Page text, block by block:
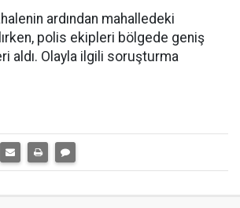
ardından mahalledeki
polis ekipleri bölgede geniş
aldı. Olayla ilgili soruşturma